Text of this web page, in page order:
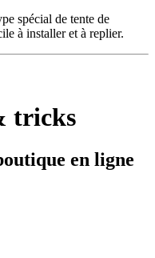
spécial de tente de
à installer et à replier.
tricks
en ligne